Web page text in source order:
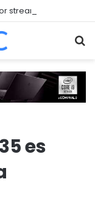
es